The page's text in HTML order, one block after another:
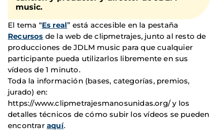
music.
El tema “Es real” está accesible en la pestaña
Recursos de la web de clipmetrajes, junto al resto de
producciones de JDLM music para que cualquier
participante pueda utilizarlos libremente en sus
vídeos de 1 minuto.
Toda la información (bases, categorías, premios,
jurado) en:
https://www.clipmetrajesmanosunidas.org/ y los
detalles técnicos de cómo subir los vídeos se pueden
encontrar aquí.